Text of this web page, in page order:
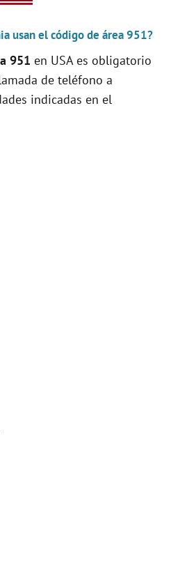
i
d
usan el código de área 951?
951 en USA es obligatorio
de teléfono a
indicadas en el